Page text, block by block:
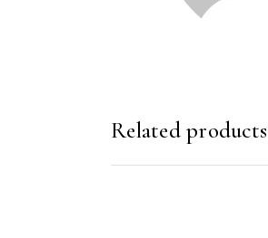
Related products